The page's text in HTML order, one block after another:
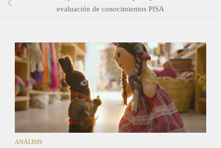
evaluación de conocimientos PISA
ANÁLISIS